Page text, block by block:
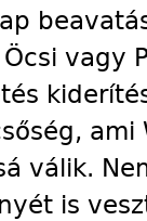
vagy
ami
válik.
is